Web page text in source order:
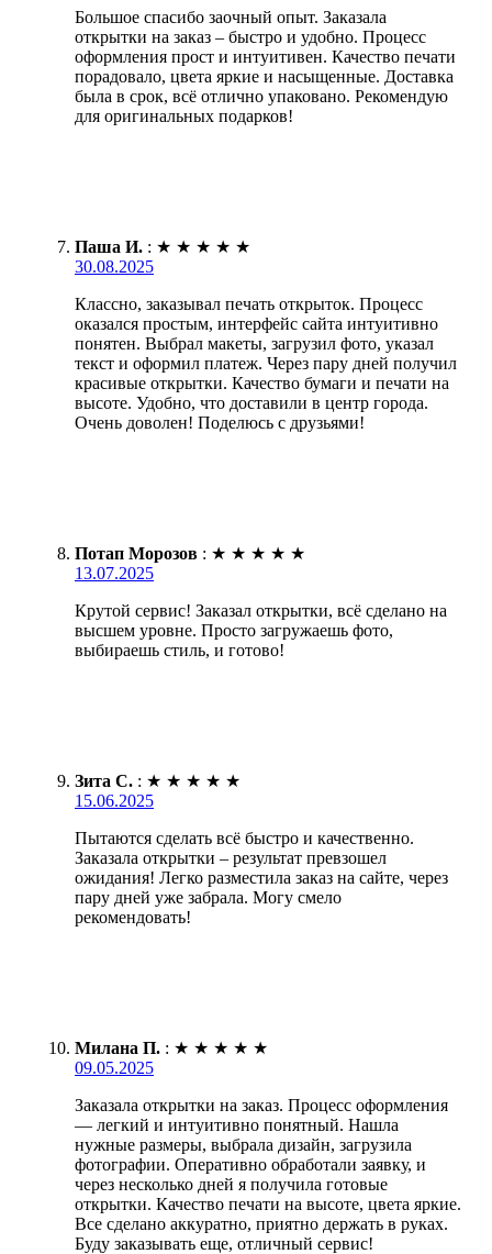
Большое спасибо заочный опыт. Заказала
открытки на заказ – быстро и удобно. Процесс
оформления прост и интуитивен. Качество печати
порадовало, цвета яркие и насыщенные. Доставка
была в срок, всё отлично упаковано. Рекомендую
для оригинальных подарков!
Паша И. : ★ ★ ★ ★ ★
30.08.2025
Классно, заказывал печать открыток. Процесс
оказался простым, интерфейс сайта интуитивно
понятен. Выбрал макеты, загрузил фото, указал
текст и оформил платеж. Через пару дней получил
красивые открытки. Качество бумаги и печати на
высоте. Удобно, что доставили в центр города.
Очень доволен! Поделюсь с друзьями!
Потап Морозов : ★ ★ ★ ★ ★
13.07.2025
Крутой сервис! Заказал открытки, всё сделано на
высшем уровне. Просто загружаешь фото,
выбираешь стиль, и готово!
Зита С. : ★ ★ ★ ★ ★
15.06.2025
Пытаются сделать всё быстро и качественно.
Заказала открытки – результат превзошел
ожидания! Легко разместила заказ на сайте, через
пару дней уже забрала. Могу смело
рекомендовать!
Милана П. : ★ ★ ★ ★ ★
09.05.2025
Заказала открытки на заказ. Процесс оформления
— легкий и интуитивно понятный. Нашла
нужные размеры, выбрала дизайн, загрузила
фотографии. Оперативно обработали заявку, и
через несколько дней я получила готовые
открытки. Качество печати на высоте, цвета яркие.
Все сделано аккуратно, приятно держать в руках.
Буду заказывать еще, отличный сервис!